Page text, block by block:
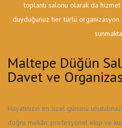
toplantı salonu olarak da
duyduğunuz her türlü organizasyon
Maltepe Düğün
Davet ve
Hayatınızın en özel gününü
doğru mekân, profesyonel ekip ve